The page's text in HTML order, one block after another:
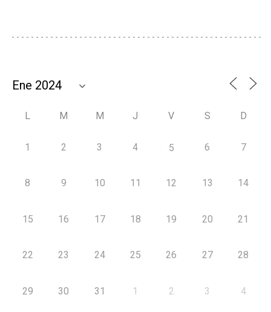
L M M J V S D
1 2 3 4 5 6 7
8 9 10 11 12 13 14
15 16 17 18 19 20 21
22 23 24 25 26 27 28
29 30 31 1 2 3 4